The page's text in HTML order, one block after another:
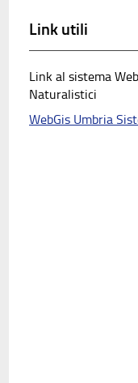
Link utili
Link al sistema
Naturalistici
WebGis Umbria